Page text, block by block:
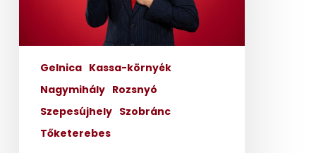
Gelnica Kassa-környék
Nagymihály Rozsnyó
Szepesújhely Szobránc
Tőketerebes